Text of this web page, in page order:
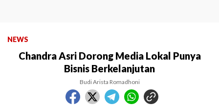
NEWS
Chandra Asri Dorong Media Lokal Punya
Bisnis Berkelanjutan
Budi Arista Romadhoni